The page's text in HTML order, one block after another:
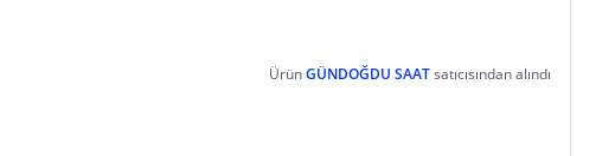
ÜrünGÜNDOĞDU SAATsatıcısından alındı